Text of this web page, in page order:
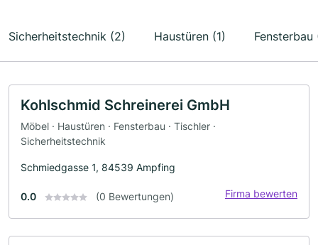
Sicherheitstechnik (2) Haustüren (1) Fensterbau
Kohlschmid Schreinerei GmbH
Möbel · Haustüren · Fensterbau · Tischler ·
Sicherheitstechnik
Schmiedgasse 1, 84539 Ampfing
0.0 (0 Bewertungen) Firma bewerten